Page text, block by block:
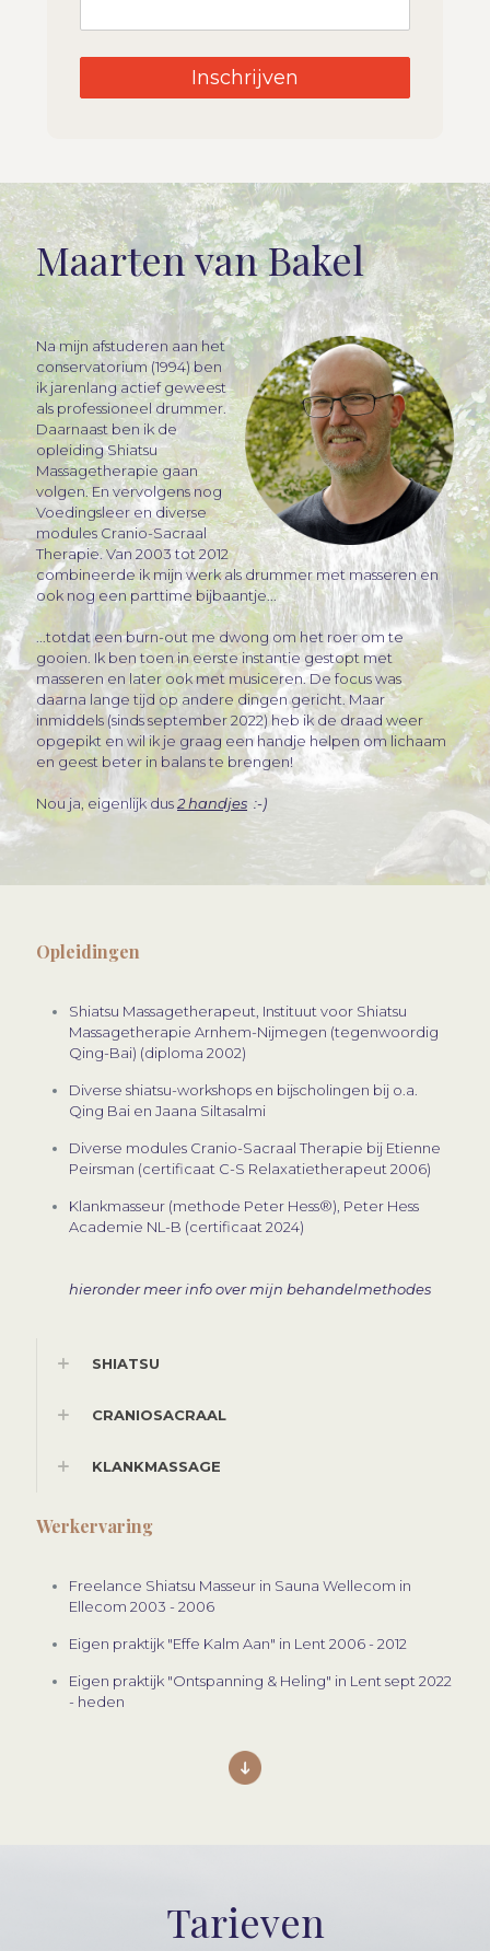
Inschrijven
Maarten van Bakel
Na mijn afstuderen aan het
conservatorium (1994) ben
ik jarenlang actief geweest
als professioneel drummer.
Daarnaast ben ik de
opleiding Shiatsu
Massagetherapie gaan
volgen. En vervolgens nog
Voedingsleer en diverse
modules Cranio-Sacraal
Therapie. Van 2003 tot 2012
combineerde ik mijn werk als drummer met masseren en
ook nog een parttime bijbaantje...
...totdat een burn-out me dwong om het roer om te
gooien. Ik ben toen in eerste instantie gestopt met
masseren en later ook met musiceren. De focus was
daarna lange tijd op andere dingen gericht. Maar
inmiddels (sinds september 2022) heb ik de draad weer
opgepikt en wil ik je graag een handje helpen om lichaam
en geest beter in balans te brengen!
Nou ja, eigenlijk dus2 handjes :-)
Opleidingen
Shiatsu Massagetherapeut, Instituut voor Shiatsu
Massagetherapie Arnhem-Nijmegen (tegenwoordig
Qing-Bai) (diploma 2002)
Diverse shiatsu-workshops en bijscholingen bij o.a.
Qing Bai en Jaana Siltasalmi
Diverse modules Cranio-Sacraal Therapie bij Etienne
Peirsman (certificaat C-S Relaxatietherapeut 2006)
Klankmasseur (methode Peter Hess®), Peter Hess
Academie NL-B (certificaat 2024)
hieronder meer info over mijn behandelmethodes
SHIATSU
CRANIOSACRAAL
KLANKMASSAGE
Werkervaring
Freelance Shiatsu Masseur in Sauna Wellecom in
Ellecom 2003 - 2006
Eigen praktijk "Effe Kalm Aan" in Lent 2006 - 2012
Eigen praktijk "Ontspanning & Heling" in Lent sept 2022
- heden
Tarieven